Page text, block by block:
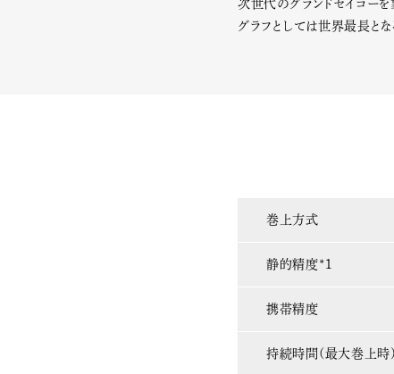
次世代のグランドセイコーを
グラフとしては世界最長と
巻上方式
静的精度*1
携帯精度
持続時間(最大巻上時)